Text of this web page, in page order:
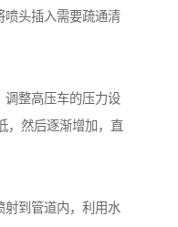
头插入需要疏通清
整高压车的压力设
，然后逐渐增加，直
到管道内，利用水